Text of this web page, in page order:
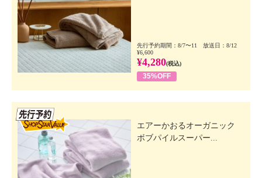
先行予約期間：8/7〜11 放送日：8/12
¥6,600
¥4,280(税込)
35%OFF
エアーかおるオーガニック
ボブパイルスーパー...